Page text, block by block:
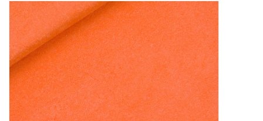
Workshops
Diy pakketten
Studio Olive inspireert....